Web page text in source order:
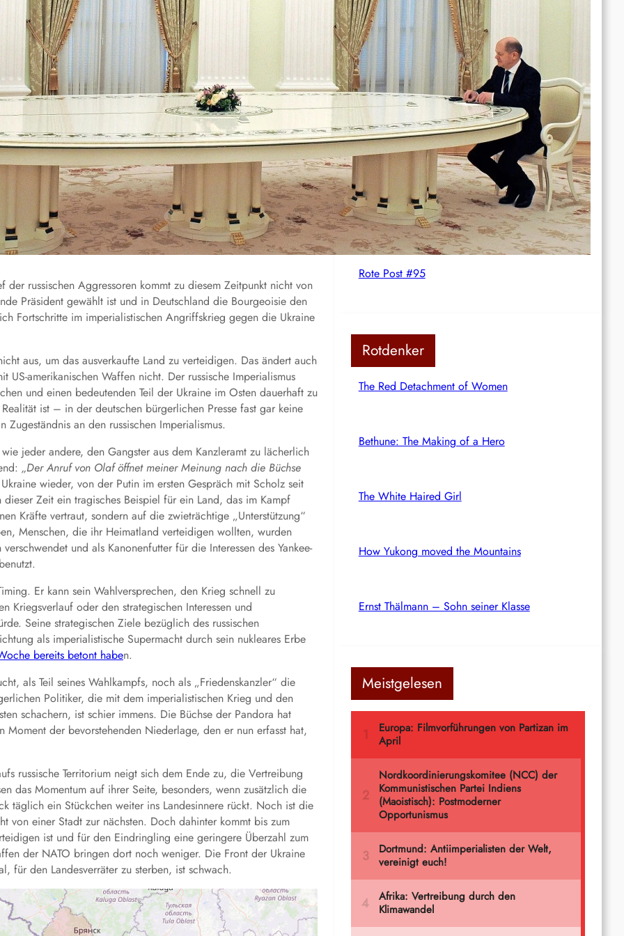
russischen Aggressoren kommt zu diesem Zeitpunkt nicht von
Präsident gewählt ist und in Deutschland die Bourgeoisie den
Fortschritte im imperialistischen Angriffskrieg gegen die Ukraine
aus, um das ausverkaufte Land zu verteidigen. Das ändert auch
amerikanischen Waffen nicht. Der russische Imperialismus
und einen bedeutenden Teil der Ukraine im Osten dauerhaft zu
ist – in der deutschen bürgerlichen Presse fast gar keine
an den russischen Imperialismus.
jeder andere, den Gangster aus dem Kanzleramt zu lächerlich
„Der Anruf von Olaf öffnet meiner Meinung nach die Büchse
wieder, von der Putin im ersten Gespräch mit Scholz seit
Zeit ein tragisches Beispiel für ein Land, das im Kampf
Kräfte vertraut, sondern auf die zwieträchtige „Unterstützung“
Menschen, die ihr Heimatland verteidigen wollten, wurden
und als Kanonenfutter für die Interessen des Yankee-
Er kann sein Wahlversprechen, den Krieg schnell zu
Kriegsverlauf oder den strategischen Interessen und
Seine strategischen Ziele bezüglich des russischen
als imperialistische Supermacht durch sein nukleares Erbe
bereits betont haben.
als Teil seines Wahlkampfs, noch als „Friedenskanzler“ die
Politiker, die mit dem imperialistischen Krieg und den
schachern, ist schier immens. Die Büchse der Pandora hat
der bevorstehenden Niederlage, den er nun erfasst hat,
russische Territorium neigt sich dem Ende zu, die Vertreibung
das Momentum auf ihrer Seite, besonders, wenn zusätzlich die
täglich ein Stückchen weiter ins Landesinnere rückt. Noch ist die
von einer Stadt zur nächsten. Doch dahinter kommt bis zum
ist und für den Eindringling eine geringere Überzahl zum
der NATO bringen dort noch weniger. Die Front der Ukraine
für den Landesverräter zu sterben, ist schwach.
wächst
International: Aufruf zu einer
Solidaritätswoche mit anarchistischen
Gefangenen vom 23. bis 30. August 2026
Deutschland: Der Inlandsgeheimdienst ermittelt
gegen „Prosfygika“
Rote Post #96
Rote Post #95
Rotdenker
The Red Detachment of Women
Bethune: The Making of a Hero
The White Haired Girl
How Yukong moved the Mountains
Ernst Thälmann – Sohn seiner Klasse
Meistgelesen